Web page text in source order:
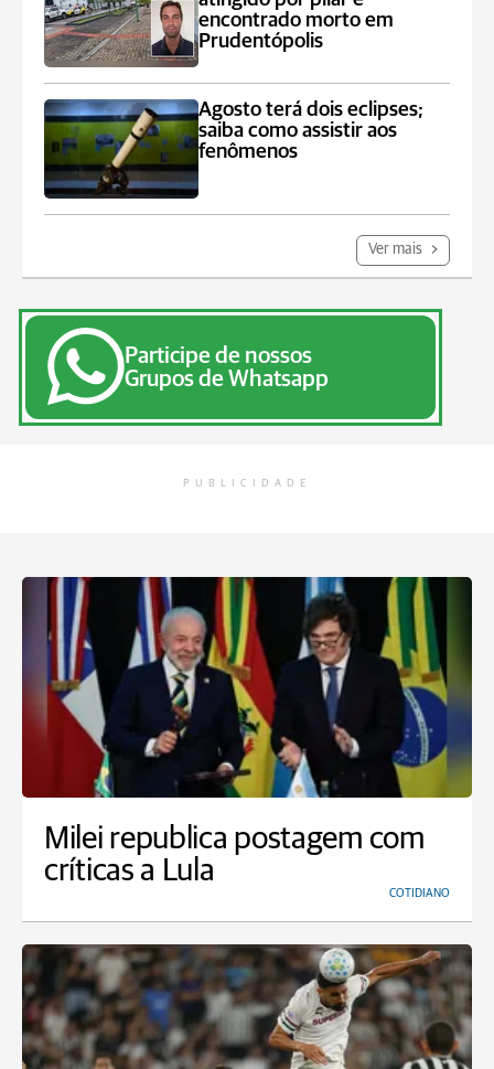
encontrado morto em
Prudentópolis
Agosto terá dois eclipses;
saiba como assistir aos
fenômenos
Ver mais
Participe de nossos
Grupos de Whatsapp
PUBLICIDADE
Milei republica postagem com
críticas a Lula
COTIDIANO